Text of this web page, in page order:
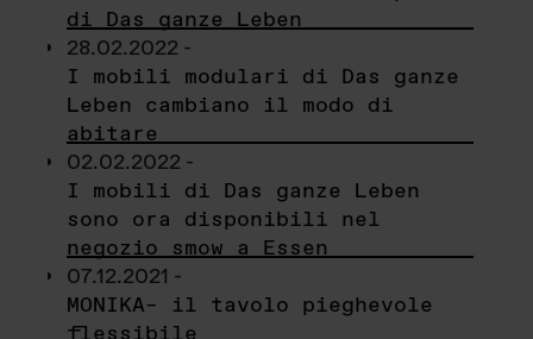
di Das ganze Leben
28.02.2022 -
I mobili modulari di Das ganze
Leben cambiano il modo di
abitare
02.02.2022 -
I mobili di Das ganze Leben
sono ora disponibili nel
negozio smow a Essen
07.12.2021 -
MONIKA– il tavolo pieghevole
flessibile